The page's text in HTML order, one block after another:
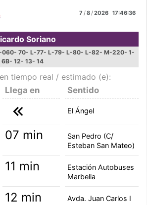
7 /8/2026 17:46:36
Soriano
060- 70- L-77- L-79- L-80- L-82- M-220- 1-
6B- 12- 13- 14
tiempo real / estimado (e):
Llega en Sentido
El Ángel
07 min
San Pedro (C/
Esteban San Mateo)
11 min
Estación Autobuses
Marbella
12 min Avda. Juan Carlos I